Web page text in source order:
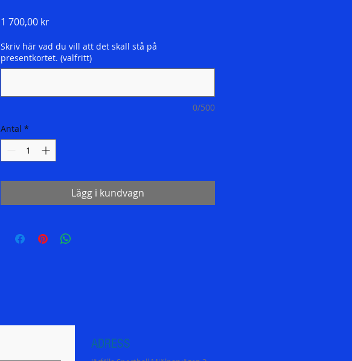
1 700,00 krPris
Skriv här vad du vill att det skall stå på
presentkortet. (valfritt)
0/500
Antal *
Lägg i kundvagn
ADRESS